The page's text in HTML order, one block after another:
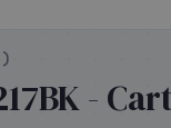
)
-